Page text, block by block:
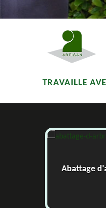
TRAVAILLE
Abattage